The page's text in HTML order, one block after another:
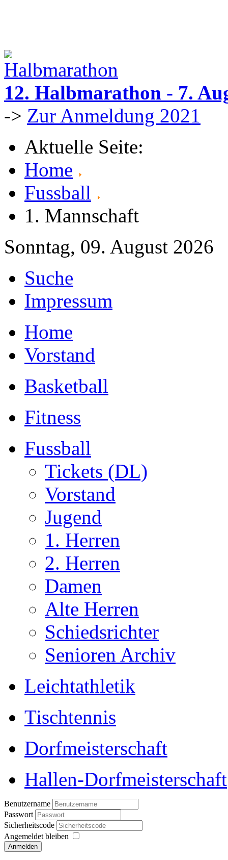
12. Halbmarathon - 7.
-> Zur Anmeldung 2021
Aktuelle Seite:
Home
Fussball
1. Mannschaft
Sonntag, 09. August 2026
Suche
Impressum
Home
Vorstand
Basketball
Fitness
Fussball
Tickets (DL)
Vorstand
Jugend
1. Herren
2. Herren
Damen
Alte Herren
Schiedsrichter
Senioren Archiv
Leichtathletik
Tischtennis
Dorfmeisterschaft
Hallen-Dorfmeisterschaft
Benutzername
Passwort
Sicherheitscode
Angemeldet bleiben
Anmelden